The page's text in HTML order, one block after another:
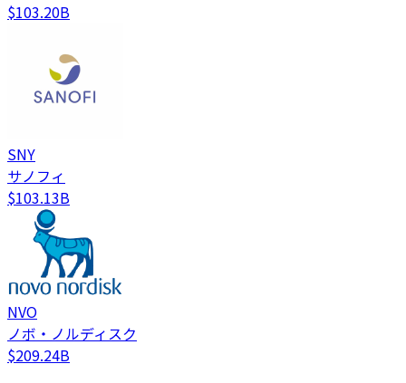
$103.20B
SNY
サノフィ
$103.13B
NVO
ノボ・ノルディスク
$209.24B